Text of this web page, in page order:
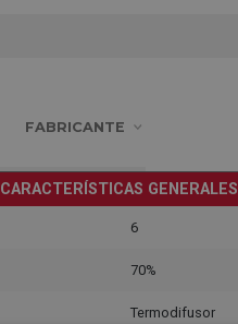
FABRICANTE
CARACTERÍSTICAS GENERALES
6
70%
Termodifusor